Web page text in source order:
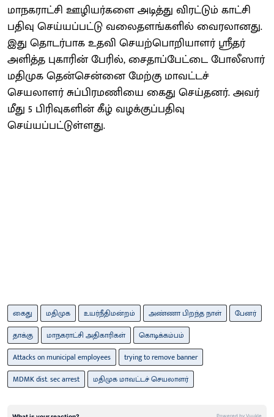
மாநகராட்சி ஊழியர்களை அடித்து விரட்டும் காட்சி
பதிவு செய்யப்பட்டு வலைதளங்களில் வைரலானது.
இது தொடர்பாக உதவி செயற்பொறியாளர் ஸ்ரீதர்
அளித்த புகாரின் பேரில், சைதாப்பேட்டை போலீஸார்
மதிமுக தென்சென்னை மேற்கு மாவட்டச்
செயலாளர் சுப்பிரமணியை கைது செய்தனர். அவர்
மீது 5 பிரிவுகளின் கீழ் வழக்குப்பதிவு
செய்யப்பட்டுள்ளது.
கைது மதிமுக உயர்நீதிமன்றம் அண்ணா பிறந்த நாள்
பேனர்
தாக்கு
மாநகராட்சி அதிகாரிகள்
கொடிக்கம்பம்
Attacks on municipal employees
trying to remove banner
MDMK dist. sec arrest
மதிமுக மாவட்டச் செயலாளர்